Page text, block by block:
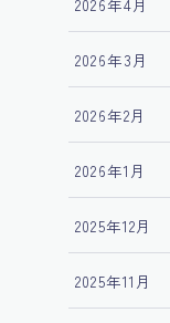
2026年4月
2026年3月
2026年2月
2026年1月
2025年12月
2025年11月